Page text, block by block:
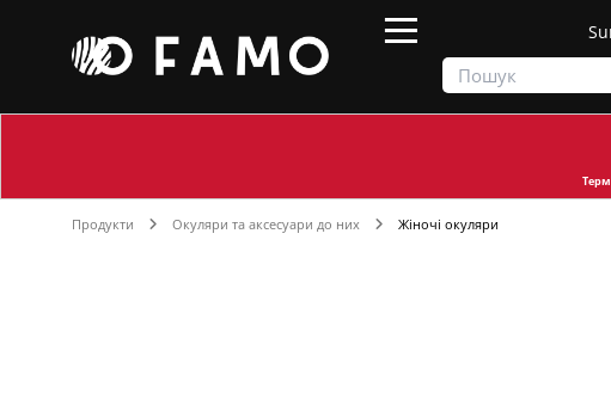
Продукти Окуляри та аксесуари до них Жіночі окуляри